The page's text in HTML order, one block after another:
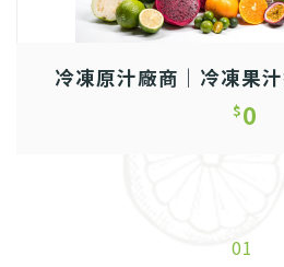
冷凍原汁廠商｜冷凍果
$0
01